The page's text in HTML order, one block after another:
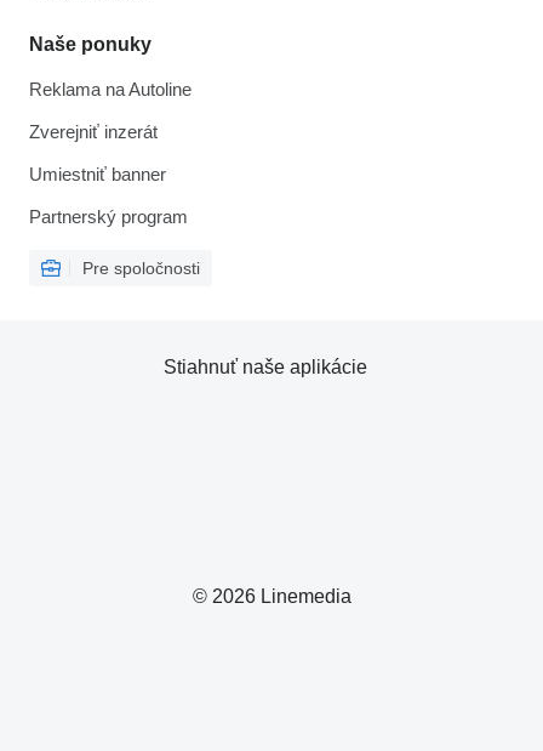
Naše ponuky
Reklama na Autoline
Zverejniť inzerát
Umiestniť banner
Partnerský program
Pre spoločnosti
© 2026 Linemedia
Stiahnuť naše aplikácie